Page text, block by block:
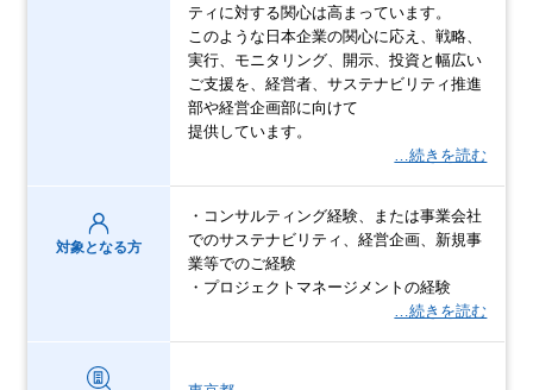
ティに対する関心は高まっています。
このような日本企業の関心に応え、戦略、
実行、モニタリング、開示、投資と幅広い
ご支援を、経営者、サステナビリティ推進
部や経営企画部に向けて
提供しています。
…続きを読む
対象となる方
・コンサルティング経験、または事業会社
でのサステナビリティ、経営企画、新規事
業等でのご経験
・プロジェクトマネージメントの経験
…続きを読む